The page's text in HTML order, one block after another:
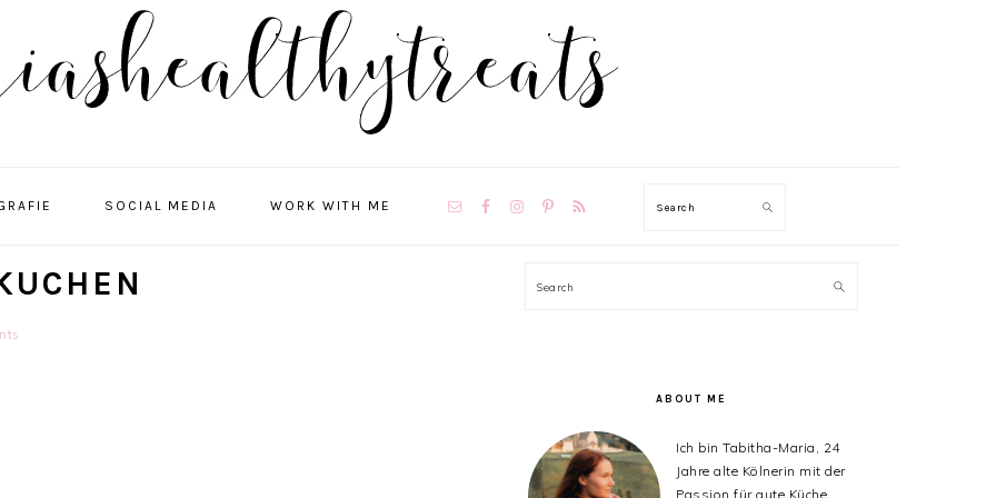
SOCIAL MEDIA WORK WITH ME
NAVIGATION
MENU:
Search
SIDEBAR
Search
ABOUT ME
Ich bin Tabitha-Maria, 24
Jahre alte Kölnerin mit der
Passion für gute Küche,